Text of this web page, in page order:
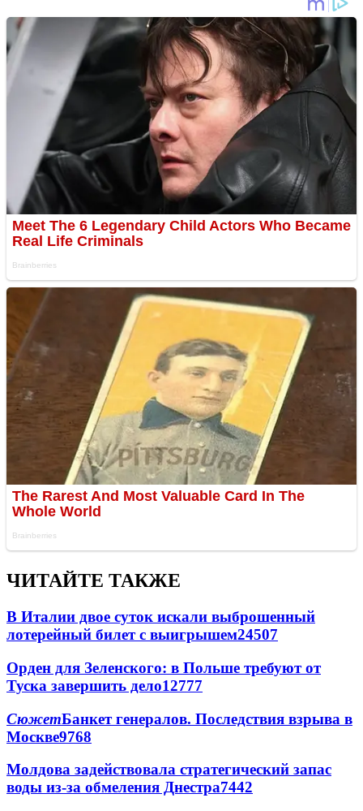
ЧИТАЙТЕ ТАКЖЕ
В Италии двое суток искали выброшенный
лотерейный билет с выигрышем24507
Орден для Зеленского: в Польше требуют от
Туска завершить дело12777
СюжетБанкет генералов. Последствия взрыва в
Москве9768
Молдова задействовала стратегический запас
воды из-за обмеления Днестра7442